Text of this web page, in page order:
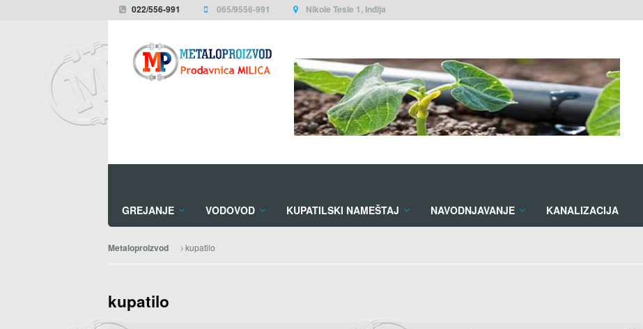
022/556-991 065/9556-991 Nikole Tesle 1, Inđija
GREJANJE VODOVOD KUPATILSKI NAMEŠTAJ NAVODNJAVANJE KANALIZACIJA
Metaloproizvod kupatilo
kupatilo